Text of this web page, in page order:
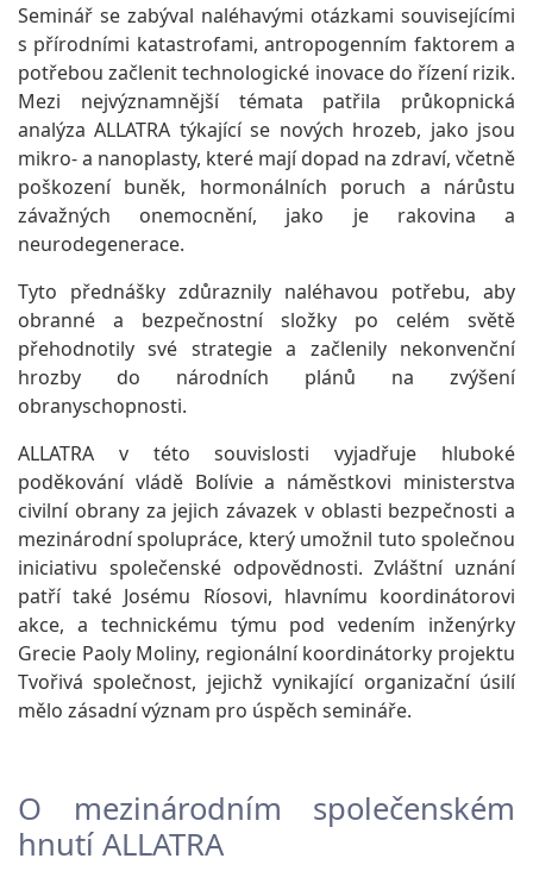
Seminář se zabýval naléhavými otázkami souvisejícími
s přírodními katastrofami, antropogenním faktorem a
potřebou začlenit technologické inovace do řízení rizik.
Mezi nejvýznamnější témata patřila průkopnická
analýza ALLATRA týkající se nových hrozeb, jako jsou
mikro- a nanoplasty, které mají dopad na zdraví, včetně
poškození buněk, hormonálních poruch a nárůstu
závažných onemocnění, jako je rakovina a
neurodegenerace.
Tyto přednášky zdůraznily naléhavou potřebu, aby
obranné a bezpečnostní složky po celém světě
přehodnotily své strategie a začlenily nekonvenční
hrozby do národních plánů na zvýšení
obranyschopnosti.
ALLATRA v této souvislosti vyjadřuje hluboké
poděkování vládě Bolívie a náměstkovi ministerstva
civilní obrany za jejich závazek v oblasti bezpečnosti a
mezinárodní spolupráce, který umožnil tuto společnou
iniciativu společenské odpovědnosti. Zvláštní uznání
patří také Josému Ríosovi, hlavnímu koordinátorovi
akce, a technickému týmu pod vedením inženýrky
Grecie Paoly Moliny, regionální koordinátorky projektu
Tvořivá společnost, jejichž vynikající organizační úsilí
mělo zásadní význam pro úspěch semináře.
O mezinárodním společenském
hnutí ALLATRA